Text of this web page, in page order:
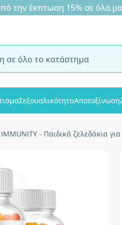
έκπτωση 15% σε όλα
ΣεξουαλικότηταΑποτοξίνωση
- Παιδικά ζελεδάκια